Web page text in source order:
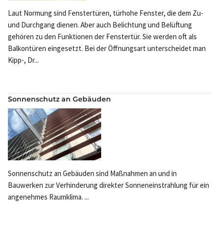
Laut Normung sind Fenstertüren, türhohe Fenster, die dem Zu-
und Durchgang dienen. Aber auch Belichtung und Belüftung
gehören zu den Funktionen der Fenstertür. Sie werden oft als
Balkontüren eingesetzt. Bei der Öffnungsart unterscheidet man
Kipp-, Dr...
Sonnenschutz an Gebäuden
Sonnenschutz an Gebäuden sind Maßnahmen an und in
Bauwerken zur Verhinderung direkter Sonneneinstrahlung für ein
angenehmes Raumklima. ...